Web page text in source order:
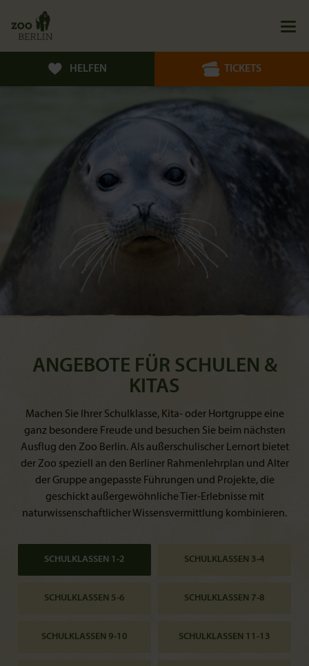
HELFEN TICKETS
ANGEBOTE FÜR SCHULEN &
KITAS
Machen Sie Ihrer Schulklasse, Kita- oder Hortgruppe eine
ganz besondere Freude und besuchen Sie beim nächsten
Ausflug den Zoo Berlin. Als außerschulischer Lernort bietet
der Zoo speziell an den Berliner Rahmenlehrplan und Alter
der Gruppe angepasste Führungen und Projekte, die
geschickt außergewöhnliche Tier-Erlebnisse mit
naturwissenschaftlicher Wissensvermittlung kombinieren.
SCHULKLASSEN 1-2 SCHULKLASSEN 3-4
SCHULKLASSEN 5-6 SCHULKLASSEN 7-8
SCHULKLASSEN 9-10 SCHULKLASSEN 11-13